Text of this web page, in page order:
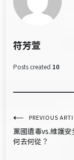
符芳萱
Posts created 10
文
章
PREVIOUS
黨國遺毒vs.維護安
何去何從？